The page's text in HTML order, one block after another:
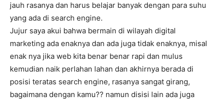
jauh rasanya dan harus belajar banyak dengan para suhu
yang ada di search engine.
Jujur saya akui bahwa bermain di wilayah digital
marketing ada enaknya dan ada juga tidak enaknya, misal
enak nya jika web kita benar benar rapi dan mulus
kemudian naik perlahan lahan dan akhirnya berada di
posisi teratas search engine, rasanya sangat girang,
bagaimana dengan kamu?? namun disisi lain ada juga